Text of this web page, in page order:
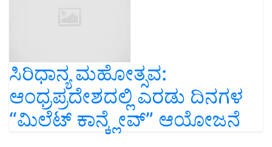
ಸಿರಿಧಾನ್ಯ ಮಹೋತ್ಸವ:
ಆಂಧ್ರಪ್ರದೇಶದಲ್ಲಿ ಎರಡು ದಿನಗಳ
“ಮಿಲೆಟ್ ಕಾನ್ಕ್ಲೇವ್” ಆಯೋಜನೆ